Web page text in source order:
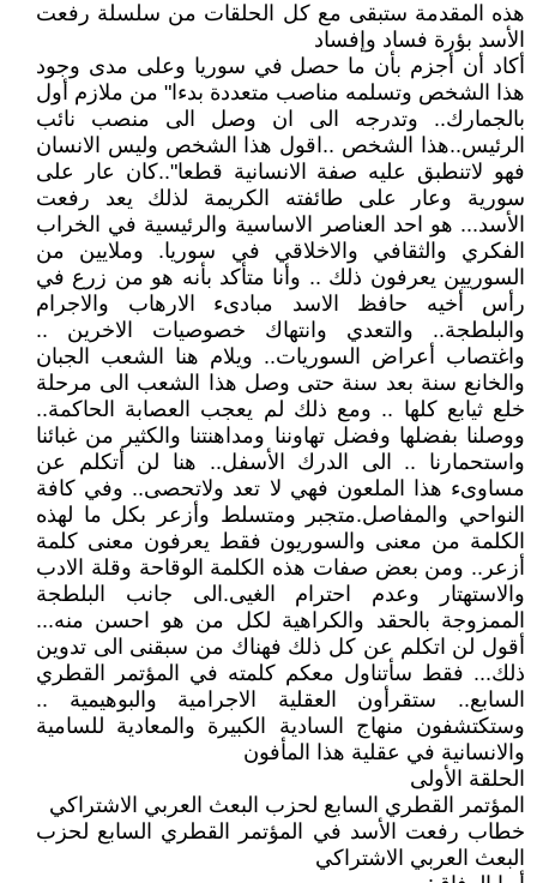
هذه المقدمة ستبقى مع كل الحلقات من سلسلة رفعت
الأسد بؤرة فساد وإفساد
أكاد أن أجزم بأن ما حصل في سوريا وعلى مدى وجود
هذا الشخص وتسلمه مناصب متعددة بدءا" من ملازم أول
بالجمارك.. وتدرجه الى ان وصل الى منصب نائب
الرئيس..هذا الشخص ..اقول هذا الشخص وليس الانسان
فهو لاتنطبق عليه صفة الانسانية قطعا"..كان عار على
سورية وعار على طائفته الكريمة لذلك يعد رفعت
الأسد... هو احد العناصر الاساسية والرئيسية في الخراب
الفكري والثقافي والاخلاقي في سوريا. وملايين من
السوريين يعرفون ذلك .. وأنا متأكد بأنه هو من زرع في
رأس أخيه حافظ الاسد مبادىء الارهاب والاجرام
والبلطجة.. والتعدي وانتهاك خصوصيات الاخرين ..
واغتصاب أعراض السوريات.. ويلام هنا الشعب الجبان
والخانع سنة بعد سنة حتى وصل هذا الشعب الى مرحلة
خلع ثيابع كلها .. ومع ذلك لم يعجب العصابة الحاكمة..
ووصلنا بفضلها وفضل تهاوننا ومداهنتنا والكثير من غبائنا
واستحمارنا .. الى الدرك الأسفل.. هنا لن أتكلم عن
مساوىء هذا الملعون فهي لا تعد ولاتحصى.. وفي كافة
النواحي والمفاصل.متجبر ومتسلط وأزعر بكل ما لهذه
الكلمة من معنى والسوريون فقط يعرفون معنى كلمة
أزعر.. ومن بعض صفات هذه الكلمة الوقاحة وقلة الادب
والاستهتار وعدم احترام الغيى.الى جانب البلطجة
الممزوجة بالحقد والكراهية لكل من هو احسن منه...
أقول لن اتكلم عن كل ذلك فهناك من سبقنى الى تدوين
ذلك... فقط سأتناول معكم كلمته في المؤتمر القطري
السابع.. ستقرأون العقلية الاجرامية والبوهيمية ..
وستكتشفون منهاج السادية الكبيرة والمعادية للسامية
والانسانية في عقلية هذا المأفون
الحلقة الأولى
المؤتمر القطري السابع لحزب البعث العربي الاشتراكي
خطاب رفعت الأسد في المؤتمر القطري السابع لحزب
البعث العربي الاشتراكي